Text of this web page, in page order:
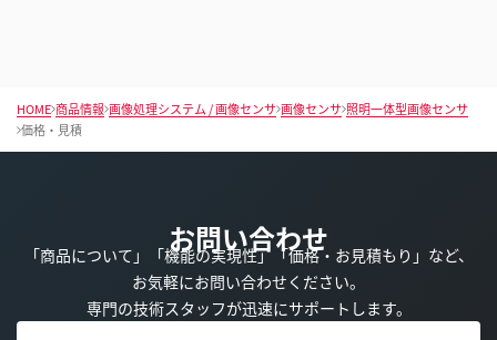
HOME 商品情報 画像処理システム / 画像センサ 画像センサ 照明一体型画像センサ
価格・見積
お問い合わせ
「商品について」「機能の実現性」「価格・お見積もり」など、
お気軽にお問い合わせください。
専門の技術スタッフが迅速にサポートします。